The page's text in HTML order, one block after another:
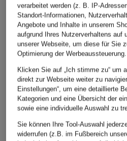
verarbeitet werden (z. B. IP-
Standort-Informationen,
Angebote und Inhalte in unserem
aufgrund Ihres Nutzerverhaltens auf
unserer Webseite, um diese für Sie
Optimierung der Werbeaussteuerung.
Klicken Sie auf „Ich stimme zu“ um
direkt zur Webseite weiter zu
Einstellungen“, um eine detaillierte
Kategorien und eine Übersicht der
sowie eine individuelle Auswahl zu
Sie können Ihre Tool-Auswahl
widerrufen (z.B. im Fußbereich